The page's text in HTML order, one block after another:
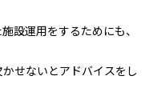
設運用をするためにも、
せないとアドバイスをし